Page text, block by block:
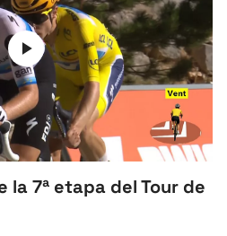
la 7ª etapa del Tour de